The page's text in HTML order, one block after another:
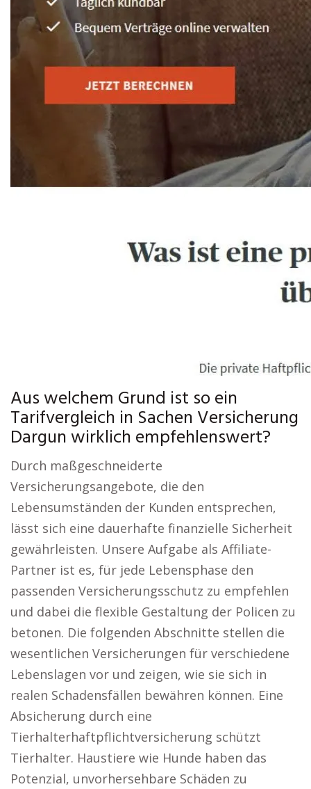
Aus welchem Grund ist so ein
Tarifvergleich in Sachen Versicherung
Dargun wirklich empfehlenswert?
Durch maßgeschneiderte
Versicherungsangebote, die den
Lebensumständen der Kunden entsprechen,
lässt sich eine dauerhafte finanzielle Sicherheit
gewährleisten. Unsere Aufgabe als Affiliate-
Partner ist es, für jede Lebensphase den
passenden Versicherungsschutz zu empfehlen
und dabei die flexible Gestaltung der Policen zu
betonen. Die folgenden Abschnitte stellen die
wesentlichen Versicherungen für verschiedene
Lebenslagen vor und zeigen, wie sie sich in
realen Schadensfällen bewähren können. Eine
Absicherung durch eine
Tierhalterhaftpflichtversicherung schützt
Tierhalter. Haustiere wie Hunde haben das
Potenzial, unvorhersehbare Schäden zu